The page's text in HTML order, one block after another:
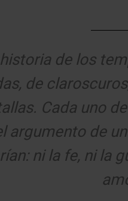
de los
de
Cada uno
argumento de
ni la fe, ni la